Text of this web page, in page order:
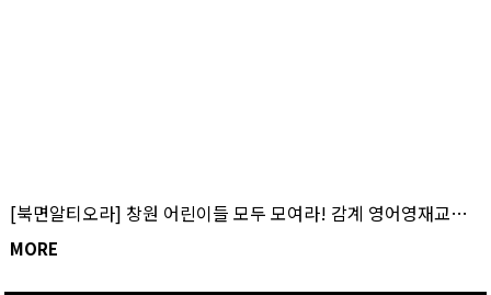
[북면알티오라] 창원 어린이들 모두 모여라! 감계 영어영재교육기관은 알티오라 북면캠퍼스!
MORE